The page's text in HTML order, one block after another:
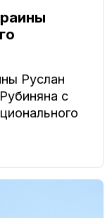
Руслан
с